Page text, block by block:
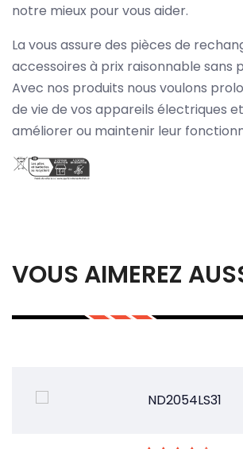
notre mieux pour vous aider.
La vous assure des pièces de
accessoires à prix raisonnable sans
Avec nos produits nous voulons
de vie de vos appareils électriques
améliorer ou maintenir leur
VOUS AIMEREZ